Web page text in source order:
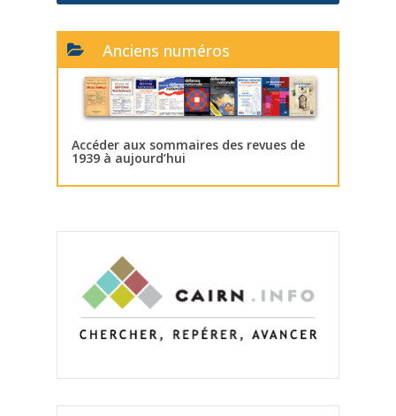
Anciens numéros
Accéder aux sommaires des revues de
1939 à aujourd’hui